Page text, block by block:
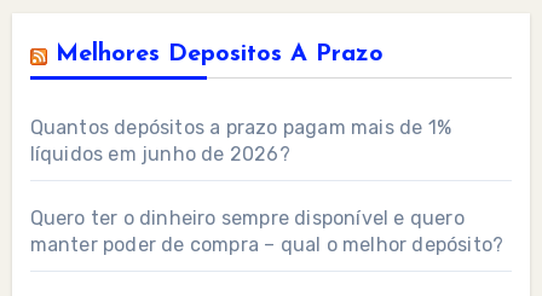
Melhores Depositos A Prazo
Quantos depósitos a prazo pagam mais de 1%
líquidos em junho de 2026?
Quero ter o dinheiro sempre disponível e quero
manter poder de compra – qual o melhor depósito?